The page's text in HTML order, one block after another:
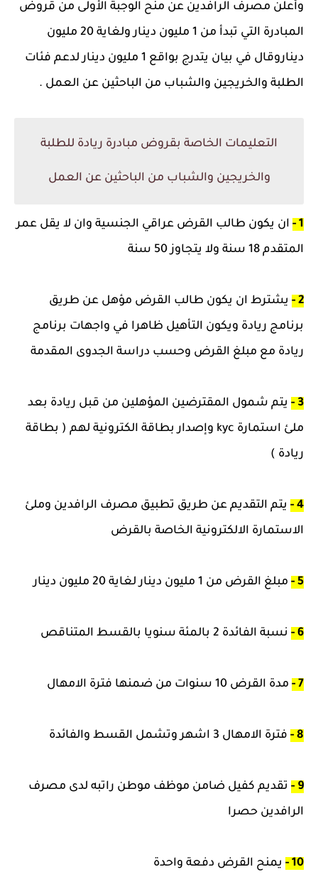
وأعلن مصرف الرافدين عن منح الوجبة الأولى من قروض
المبادرة التي تبدأ من 1 مليون دينار ولغاية 20 مليون
ديناروقال في بيان يتدرج بواقع 1 مليون دينار لدعم فئات
الطلبة والخريجين والشباب من الباحثين عن العمل .
التعليمات الخاصة بقروض مبادرة ريادة للطلبة
والخريجين والشباب من الباحثين عن العمل
1 -
ان يكون طالب القرض عراقي الجنسية وان لا يقل عمر
المتقدم 18 سنة ولا يتجاوز 50 سنة
2 -
يشترط ان يكون طالب القرض مؤهل عن طريق
برنامج ريادة ويكون التأهيل ظاهرا في واجهات برنامج
ريادة مع مبلغ القرض وحسب دراسة الجدوى المقدمة
3 -
يتم شمول المقترضين المؤهلين من قبل ريادة بعد
ملئ استمارة kyc وإصدار بطاقة الكترونية لهم ( بطاقة
ريادة )
4 -
يتم التقديم عن طريق تطبيق مصرف الرافدين وملئ
الاستمارة الالكترونية الخاصة بالقرض
5 - مبلغ القرض من 1 مليون دينار لغاية 20 مليون دينار
6 - نسبة الفائدة 2 بالمئة سنويا بالقسط المتناقص
7 - مدة القرض 10 سنوات من ضمنها فترة الامهال
8 - فترة الامهال 3 اشهر وتشمل القسط والفائدة
9 -
تقديم كفيل ضامن موظف موطن راتبه لدى مصرف
الرافدين حصرا
10 - يمنح القرض دفعة واحدة